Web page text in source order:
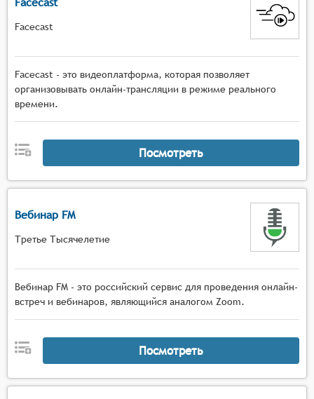
Facecast
Facecast - это видеоплатформа, которая позволяет
организовывать онлайн-трансляции в режиме реального
времени.
Посмотреть
Вебинар FM
Третье Тысячелетие
Вебинар FM - это российский сервис для проведения онлайн-
встреч и вебинаров, являющийся аналогом Zoom.
Посмотреть